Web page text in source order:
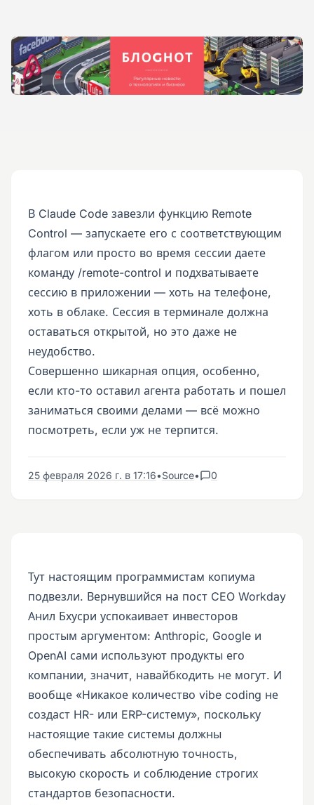
В Claude Code завезли функцию Remote
Control — запускаете его с соответствующим
флагом или просто во время сессии даете
команду /remote-control и подхватываете
сессию в приложении — хоть на телефоне,
хоть в облаке. Сессия в терминале должна
оставаться открытой, но это даже не
неудобство.
Совершенно шикарная опция, особенно,
если кто-то оставил агента работать и пошел
заниматься своими делами — всё можно
посмотреть, если уж не терпится.
25 февраля 2026 г. в 17:16•Source• 0
Тут настоящим программистам копиума
подвезли. Вернувшийся на пост CEO Workday
Анил Бхусри успокаивает инвесторов
простым аргументом: Anthropic, Google и
OpenAI сами используют продукты его
компании, значит, навайбкодить не могут. И
вообще «Никакое количество vibe coding не
создаст HR- или ERP-систему», поскольку
настоящие такие системы должны
обеспечивать абсолютную точность,
высокую скорость и соблюдение строгих
стандартов безопасности.